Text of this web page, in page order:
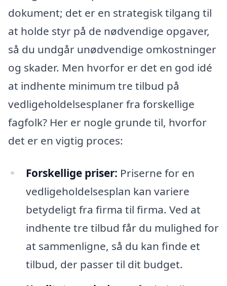
dokument; det er en strategisk tilgang til
at holde styr på de nødvendige opgaver,
så du undgår unødvendige omkostninger
og skader. Men hvorfor er det en god idé
at indhente minimum tre tilbud på
vedligeholdelsesplaner fra forskellige
fagfolk? Her er nogle grunde til, hvorfor
det er en vigtig proces:
Forskellige priser: Priserne for en
vedligeholdelsesplan kan variere
betydeligt fra firma til firma. Ved at
indhente tre tilbud får du mulighed for
at sammenligne, så du kan finde et
tilbud, der passer til dit budget.